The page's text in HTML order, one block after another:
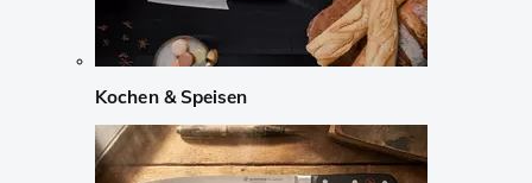
Kochen & Speisen